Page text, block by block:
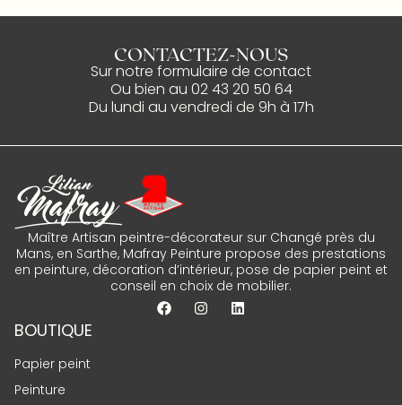
CONTACTEZ-NOUS
Sur notre formulaire de contact
Ou bien au 02 43 20 50 64
Du lundi au vendredi de 9h à 17h
Maître Artisan peintre-décorateur sur Changé près du
Mans, en Sarthe, Mafray Peinture propose des prestations
en peinture, décoration d’intérieur, pose de papier peint et
conseil en choix de mobilier.
BOUTIQUE
Papier peint
Peinture